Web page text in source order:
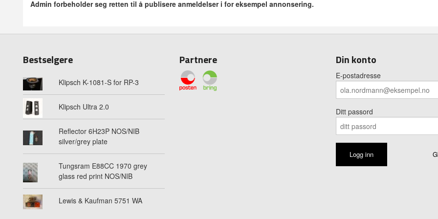
Admin forbeholder seg retten til å publisere anmeldelser i for eksempel annonsering.
Bestselgere
Klipsch K-1081-S for RP-3
Klipsch Ultra 2.0
Reflector 6H23P NOS/NIB
silver/grey plate
Tungsram E88CC 1970 grey
glass red print NOS/NIB
Lewis & Kaufman 5751 WA
Partnere Din konto
E-postadresse
Ditt passord